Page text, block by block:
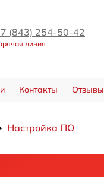
(843) 254-50-42
линия
Контакты Отзывы
Настройка ПО